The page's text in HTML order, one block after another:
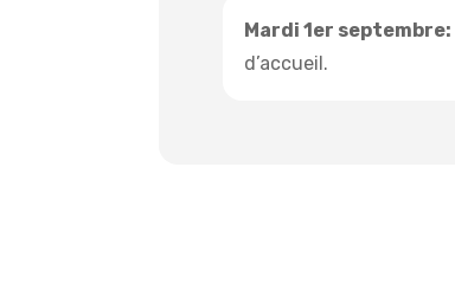
Mardi 1er septembre:
d’accueil.